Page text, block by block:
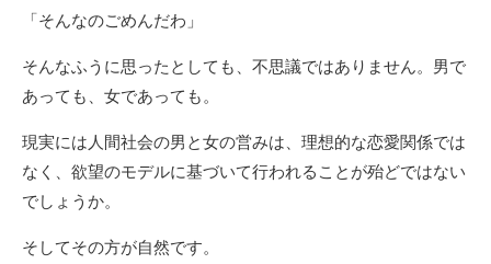
「そんなのごめんだわ」
そんなふうに思ったとしても、不思議ではありません。男で
あっても、女であっても。
現実には人間社会の男と女の営みは、理想的な恋愛関係では
なく、欲望のモデルに基づいて行われることが殆どではない
でしょうか。
そしてその方が自然です。